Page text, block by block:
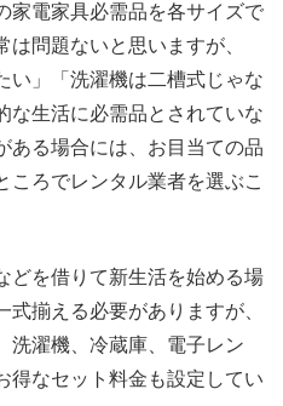
家電家具必需品を各サイズで
問題ないと思いますが、
い」「洗濯機は二槽式じゃな
生活に必需品とされていな
ある場合には、お目当ての品
ころでレンタル業者を選ぶこ
どを借りて新生活を始める場
揃える必要がありますが、
洗濯機、冷蔵庫、電子レン
得なセット料金も設定してい